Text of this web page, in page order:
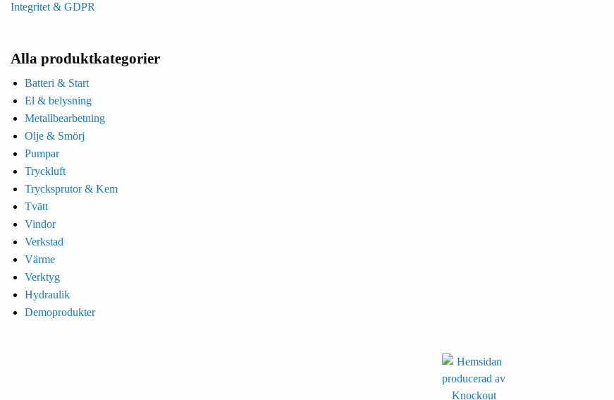
Integritet & GDPR
Alla produktkategorier
Batteri & Start
El & belysning
Metallbearbetning
Olje & Smörj
Pumpar
Tryckluft
Trycksprutor & Kem
Tvätt
Vindor
Verkstad
Värme
Verktyg
Hydraulik
Demoprodukter